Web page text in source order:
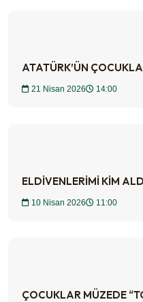
ATATÜRK’ÜN
21 Nisan 2026 14:00
ELDİVENLERİMİ KİM
10 Nisan 2026 11:00
ÇOCUKLAR MÜZEDE